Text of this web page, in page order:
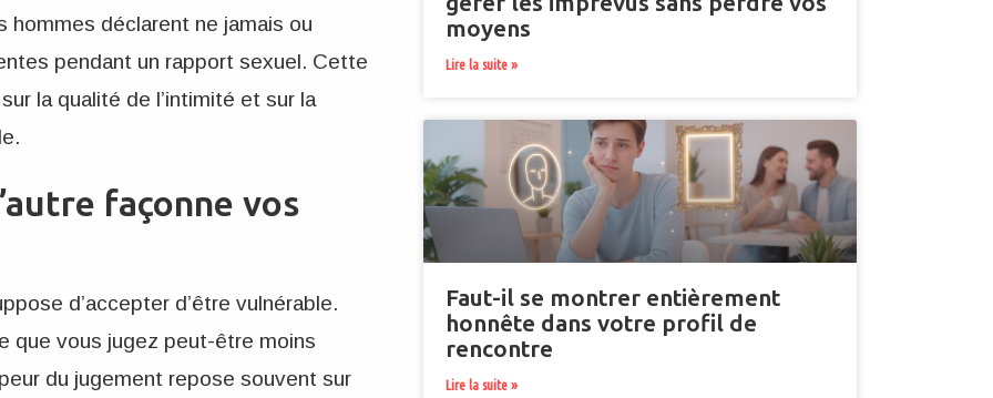
déclarent ne jamais ou
pendant un rapport sexuel. Cette
la qualité de l’intimité et sur la
façonne vos
d’accepter d’être vulnérable.
que vous jugez peut-être moins
du jugement repose souvent sur
moyens
Lire la suite »
Faut-il se montrer entièrement
honnête dans votre profil de
rencontre
Lire la suite »